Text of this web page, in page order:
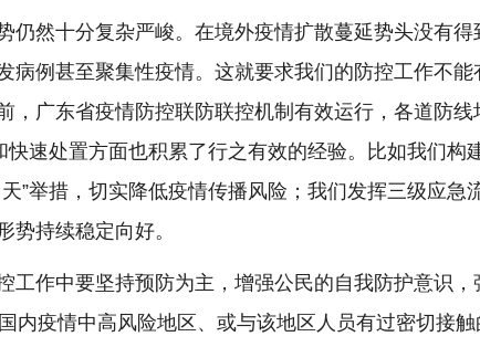
仍然十分复杂严峻。在境外疫情扩散蔓延势头没有
病例甚至聚集性疫情。这就要求我们的防控工作不
，广东省疫情防控联防联控机制有效运行，各道防
快速处置方面也积累了行之有效的经验。比如我们
”举措，切实降低疫情传播风险；我们发挥三级应
势持续稳定向好。
工作中要坚持预防为主，增强公民的自我防护意识
内疫情中高风险地区、或与该地区人员有过密切接